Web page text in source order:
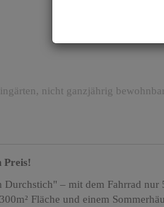
Preis!
– mit dem Fahrrad
Fläche und einem